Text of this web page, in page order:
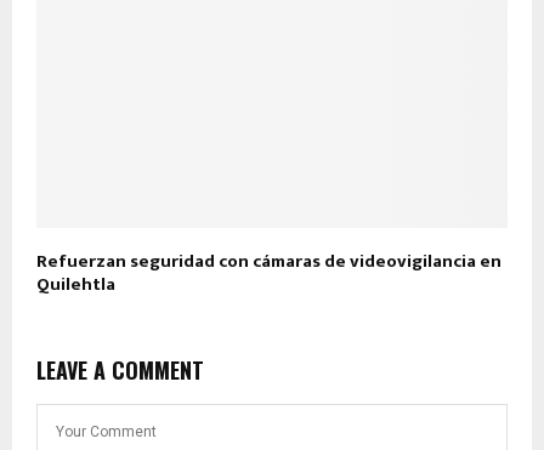
Refuerzan seguridad con cámaras de videovigilancia en
Quilehtla
LEAVE A COMMENT